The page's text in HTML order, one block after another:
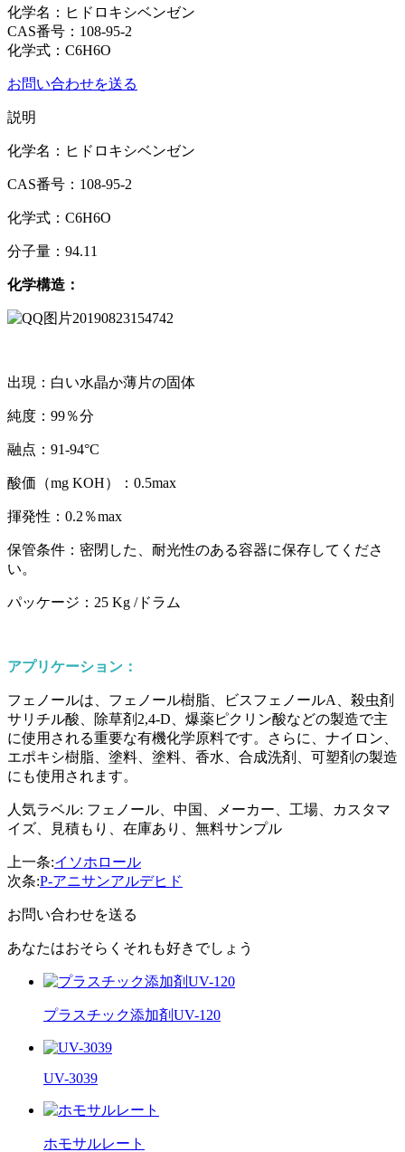
化学名：ヒドロキシベンゼン
CAS番号：108-95-2
化学式：C6H6O
お問い合わせを送る
説明
化学名：ヒドロキシベンゼン
CAS番号：108-95-2
化学式：C6H6O
分子量：94.11
化学構造：
出現：白い水晶か薄​​片の固体
純度：99％分
融点：91-94°C
酸価（mg KOH）：0.5max
揮発性：0.2％max
保管条件：密閉した、耐光性のある容器に保存してくださ
い。
パッケージ：25 Kg /ドラム
アプリケーション：
フェノールは、フェノール樹脂、ビスフェノールA、殺虫剤
サリチル酸、除草剤2,4-D、爆薬ピクリン酸などの製造で主
に使用される重要な有機化学原料です。さらに、ナイロン、
エポキシ樹脂、塗料、塗料、香水、合成洗剤、可塑剤の製造
にも使用されます。
人気ラベル: フェノール、中国、メーカー、工場、カスタマ
イズ、見積もり、在庫あり、無料サンプル
上一条:イソホロール
次条:P-アニサンアルデヒド
お問い合わせを送る
あなたはおそらくそれも好きでしょう
プラスチック添加剤UV-120
UV-3039
ホモサルレート